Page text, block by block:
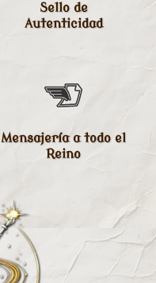
Sello de
Autenticidad
Mensajería a todo el
Reino